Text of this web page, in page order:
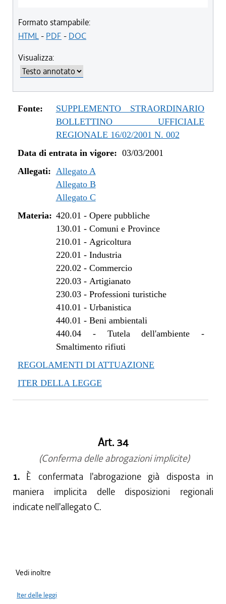
Formato stampabile:
HTML- PDF - DOC
Visualizza:
Fonte:
SUPPLEMENTO STRAORDINARIO
BOLLETTINO UFFICIALE
REGIONALE 16/02/2001 N. 002
Data di entrata in vigore: 03/03/2001
Allegati: Allegato A
Allegato B
Allegato C
Materia: 420.01 - Opere pubbliche
130.01 - Comuni e Province
210.01 - Agricoltura
220.01 - Industria
220.02 - Commercio
220.03- Artigianato
230.03- Professioni turistiche
410.01 - Urbanistica
440.01 - Beni ambientali
440.04- Tutela dell'ambiente -
Smaltimento rifiuti
REGOLAMENTI DI ATTUAZIONE
ITER DELLA LEGGE
Art. 34
(Conferma delle abrogazioni implicite)
1. È confermata l'abrogazione già disposta in
maniera implicita delle disposizioni regionali
indicate nell'allegato C.
Vedi inoltre
Iter delle leggi